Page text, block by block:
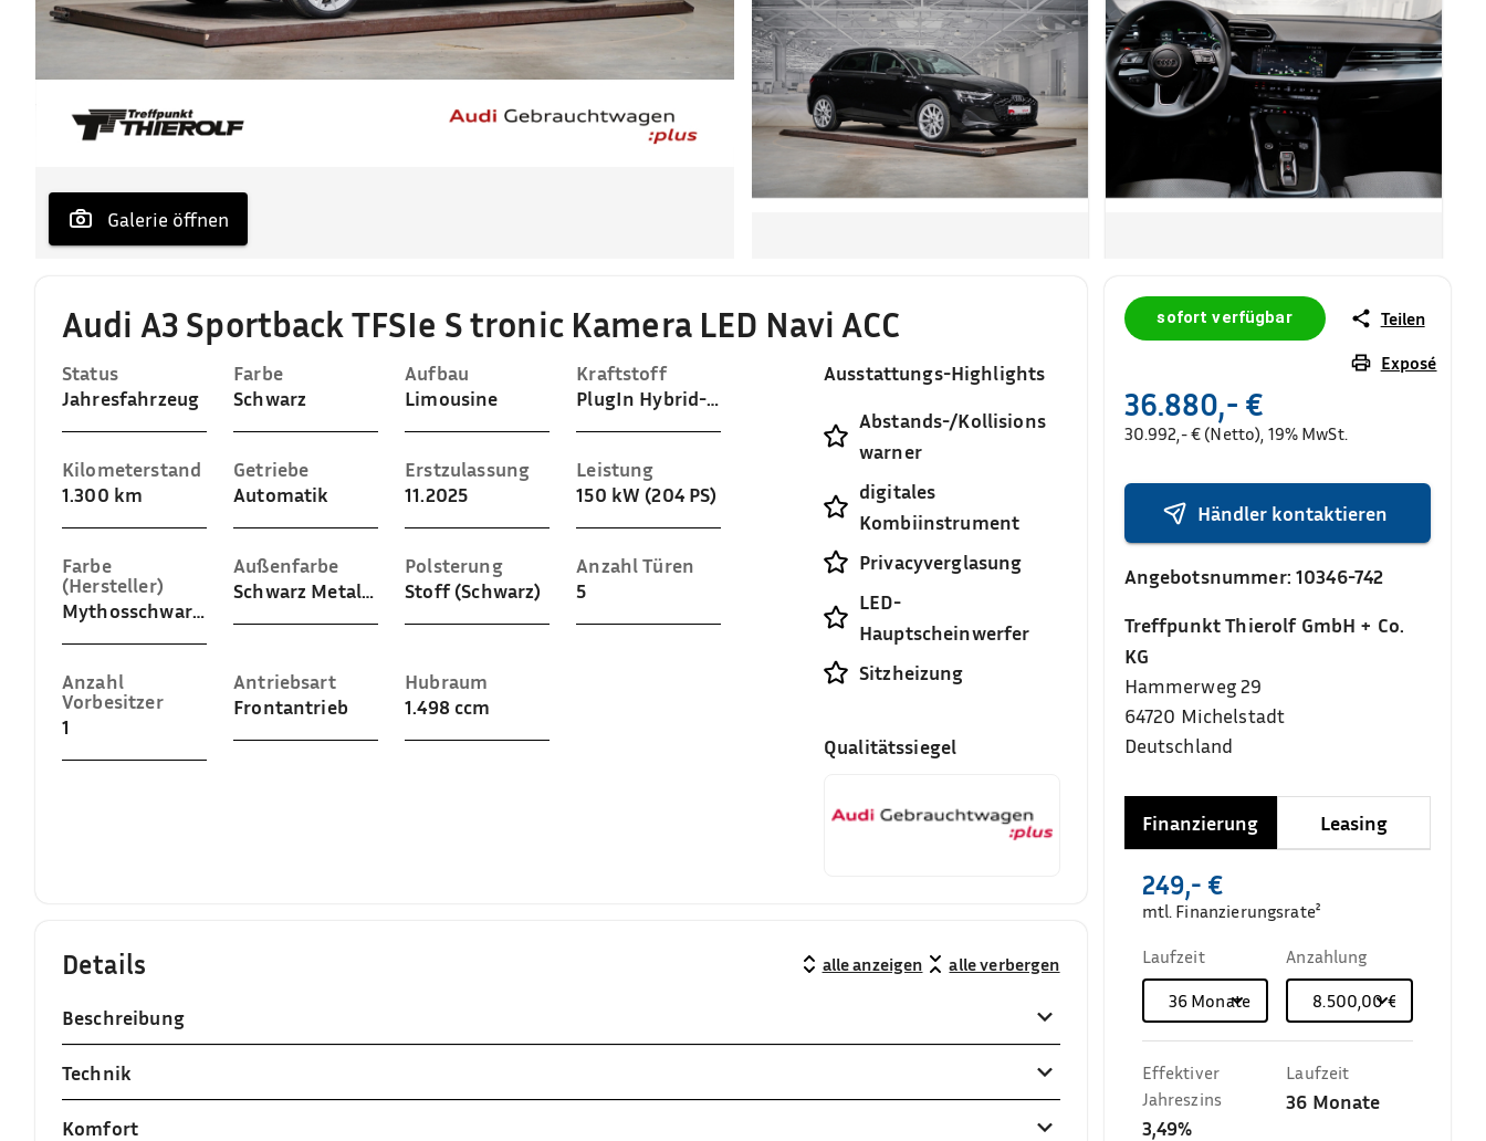
Galerie öffnen
Audi A3 Sportback TFSIe S tronic Kamera LED Navi ACC
Status
Jahresfahrzeug
Farbe
Schwarz
Aufbau
Limousine
Kraftstoff
PlugIn Hybrid-Benzin
Kilometerstand
1.300 km
Getriebe
Automatik
Erstzulassung
11.2025
Leistung
150 kW (204 PS)
Farbe
(Hersteller)
Mythosschwarz Metallic
Außenfarbe
Schwarz Metallic (Mythosschwarz Metallic)
Polsterung
Stoff (Schwarz)
Anzahl Türen
5
Anzahl
Vorbesitzer
1
Antriebsart
Frontantrieb
Hubraum
1.498 ccm
Ausstattungs-Highlights
Abstands-/Kollisions
warner
digitales
Kombiinstrument
Privacyverglasung
LED-
Hauptscheinwerfer
Sitzheizung
Qualitätssiegel
Details alle anzeigen alle verbergen
Beschreibung
Technik
Komfort
sofort verfügbar
Teilen
Exposé
36.880,- €
30.992,- € (Netto), 19% MwSt.
Händler kontaktieren
Angebotsnummer: 10346-742
Treffpunkt Thierolf GmbH + Co.
KG
Hammerweg 29
64720 Michelstadt
Deutschland
Finanzierung Leasing
249,- €
mtl. Finanzierungsrate²
Laufzeit
36Monate
Anzahlung
8.500,00 €
Effektiver
Jahreszins
3,49%
Laufzeit
36 Monate